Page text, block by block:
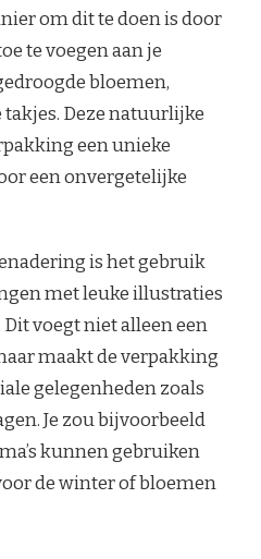
om dit te doen is door
te voegen aan je
bloemen,
Deze natuurlijke
een unieke
een onvergetelijke
is het gebruik
met leuke illustraties
voegt niet alleen een
maakt de verpakking
gelegenheden zoals
Je zou bijvoorbeeld
kunnen gebruiken
de winter of bloemen